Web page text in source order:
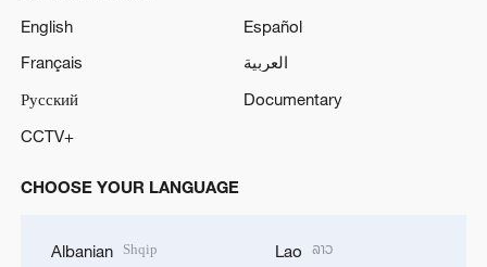
English
Español
Français
العربية
Русский
Documentary
CCTV+
CHOOSE YOUR LANGUAGE
Albanian Shqip Lao ລາວ